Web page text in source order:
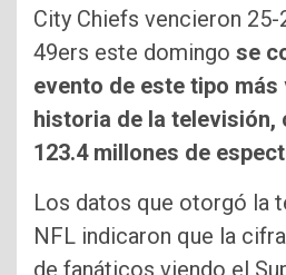
City Chiefs vencieron 25-
49ers este domingo se
evento de este tipo
historia de la televisión,
123.4 millones de
Los datos que otorgó la
NFL indicaron que la